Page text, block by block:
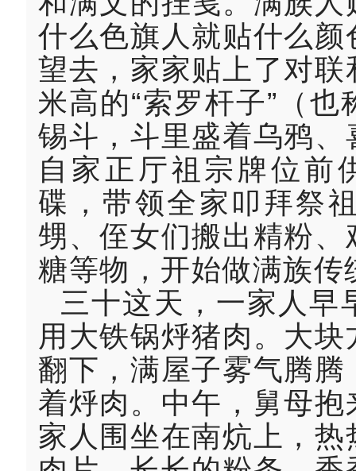
什么色旗人就贴什么
望去，家家贴上了对
米高的“索罗杆子”（
锡斗，斗里盛着乌鸦
自家正厅祖宗牌位前
碟，带领全家叩拜祭
甥、侄女们搬出精粉
糖等物，开始做满族
三十这天，一家人早
用大铁锅烀猪肉。大
翻下，满屋子雾气腾
着烀肉。中午，舅母
家人围坐在南炕上，